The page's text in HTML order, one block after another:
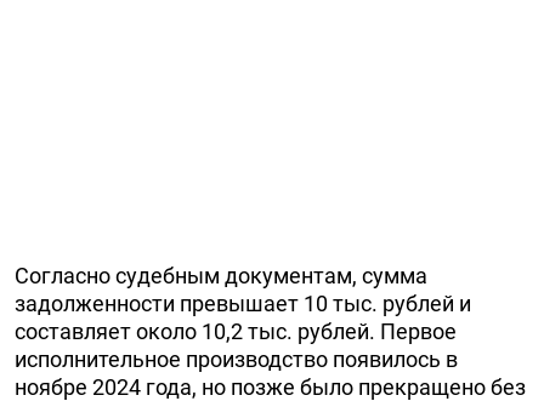
Согласно судебным документам, сумма
задолженности превышает 10 тыс. рублей и
составляет около 10,2 тыс. рублей. Первое
исполнительное производство появилось в
ноябре 2024 года, но позже было прекращено без